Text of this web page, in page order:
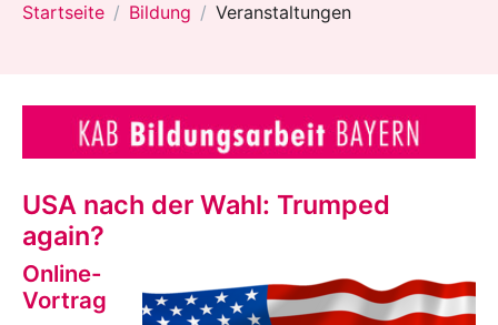
Startseite Bildung Veranstaltungen
USA nach der Wahl: Trumped
again?
Online-
Vortrag